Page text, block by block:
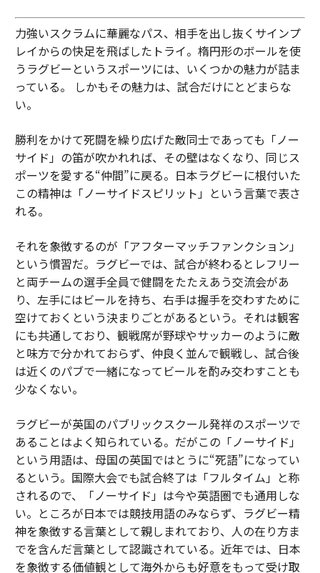
力強いスクラムに華麗なパス、相手を出し抜くサインプ
レイからの快足を飛ばしたトライ。楕円形のボールを使
うラグビーというスポーツには、いくつかの魅力が詰ま
っている。 しかもその魅力は、試合だけにとどまらな
い。
勝利をかけて死闘を繰り広げた敵同士であっても「ノー
サイド」の笛が吹かれれば、その壁はなくなり、同じス
ポーツを愛する“仲間”に戻る。日本ラグビーに根付いた
この精神は「ノーサイドスピリット」という言葉で表さ
れる。
それを象徴するのが「アフターマッチファンクション」
という慣習だ。ラグビーでは、試合が終わるとレフリー
と両チームの選手全員で健闘をたたえあう交流会があ
り、左手にはビールを持ち、右手は握手を交わすために
空けておくという決まりごとがあるという。それは観客
にも共通しており、観戦席が野球やサッカーのように敵
と味方で分かれておらず、仲良く並んで観戦し、試合後
は近くのパブで一緒になってビールを酌み交わすことも
少なくない。
ラグビーが英国のパブリックスクール発祥のスポーツで
あることはよく知られている。だがこの「ノーサイド」
という用語は、母国の英国ではとうに“死語”になってい
るという。国際大会でも試合終了は「フルタイム」と称
されるので、「ノーサイド」は今や英語圏でも通用しな
い。ところが日本では競技用語のみならず、ラグビー精
神を象徴する言葉として親しまれており、人の在り方ま
でを含んだ言葉として認識されている。近年では、日本
を象徴する価値観として海外からも好意をもって受け取